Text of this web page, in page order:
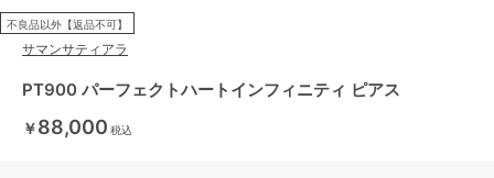
不良品以外【返品不可】
サマンサティアラ
PT900 パーフェクトハートインフィニティ ピアス
￥88,000 税込